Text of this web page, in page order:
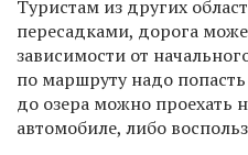
Туристам из других
пересадками, дорога
зависимости от
по маршруту надо
до озера можно проехать
автомобиле, либо